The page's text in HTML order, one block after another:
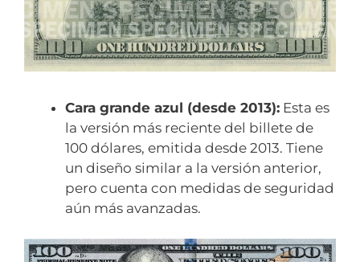
Cara grande azul (desde 2013): Esta es
la versión más reciente del billete de
100 dólares, emitida desde 2013. Tiene
un diseño similar a la versión anterior,
pero cuenta con medidas de seguridad
aún más avanzadas.